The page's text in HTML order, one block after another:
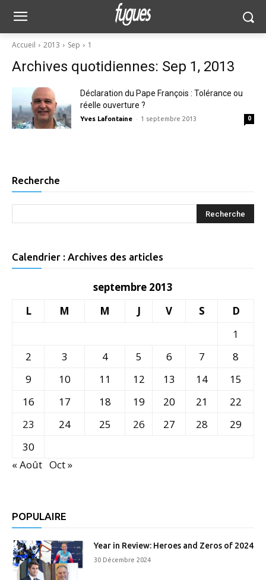
Accueil 2013 Sep 1
Archives quotidiennes: Sep 1, 2013
Déclaration du Pape François : Tolérance ou
réelle ouverture ?
Yves Lafontaine - 1 septembre 2013 0
Recherche
Calendrier : Archives des articles
septembre 2013
L
M M J V S
D
1
2
3 4 5 6 7
8
9
10 11 12 13 14
15
16
17 18 19 20 21
22
23
24 25 26 27 28
29
30
« Août Oct »
POPULAIRE
Year in Review: Heroes and Zeros of 2024
30 Décembre 2024